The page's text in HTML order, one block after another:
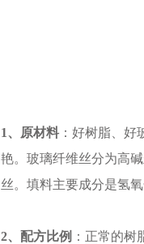
1、原材料 ：好树脂、
艳。玻璃纤维丝分为高
丝。填料主要成分是氢
2、配方比例 ：正常的树